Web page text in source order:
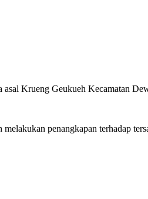
Krueng Geukueh Kecamatan
penangkapan terhadap